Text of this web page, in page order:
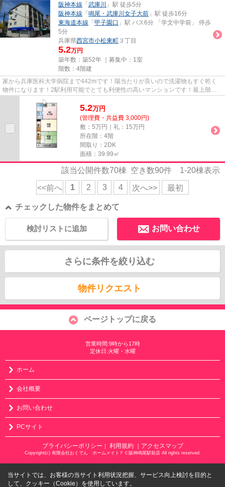
阪神本線 「 武庫川
」駅 徒歩5分
阪神本線 「 鳴尾・武庫川女子大前 」駅 徒歩16分
東海道本線 「 甲子園口 」駅 バス6分 「学文中学前」 停歩
5分
兵庫県西宮市小松東町 ３丁目
5.2万円
築年数：築52年 ｜募集中： 1室
階数：4階建
家から兵庫医科大学病院まで442mです！陽当たりが良いので洗濯物もすぐ乾く
物件になります！2駅利用可能でとても利便性の高いマンションです！最上階は
夜景が綺麗に観え、周りの環境も...
5.2万円
(管理費・共益費 3,000円)
敷：5万円｜礼：15万円
所在階：4階
間取り：2DK
面積：39.99㎡
該当公開件数70棟 空き数90件 1-20棟表示
<<前へ 1 2 3 4 次へ>> 最初
チェックした物件をまとめて
お問い合わせ
検討リストに追加
さらに条件を絞り込む
物件リクエスト
ページトップに戻る
営業時間:9時から17時
定休日:火曜・水曜
ホーム
会社概要
お問い合わせ
PCサイト
プライバシーポリシー ｜ 利用規約 ｜アクセスマップ
Copyright(c) 有限会社おくでん ホームメイトＦＣ阪神鳴尾駅前店 All rights reserved.
当サイトでは、お客様の当サイト利用状況把握、サービス向上検討を目的と
して、クッキー（Cookie）を使用しています。